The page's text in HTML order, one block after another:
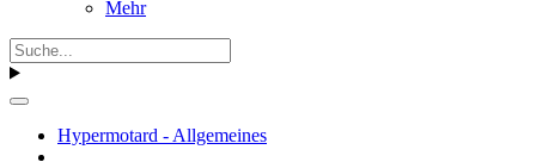
Mehr
Hypermotard - Allgemeines